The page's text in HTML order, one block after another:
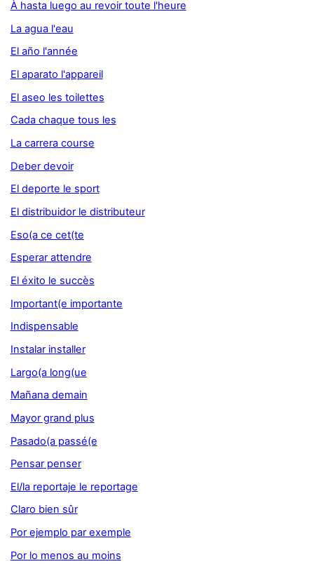
À hasta luego au revoir toute l'heure
La agua l'eau
El año l'année
El aparato l'appareil
El aseo les toilettes
Cada chaque tous les
La carrera course
Deber devoir
El deporte le sport
El distribuidor le distributeur
Eso(a ce cet(te
Esperar attendre
El éxito le succès
Important(e importante
Indispensable
Instalar installer
Largo(a long(ue
Mañana demain
Mayor grand plus
Pasado(a passé(e
Pensar penser
El/la reportaje le reportage
Claro bien sûr
Por ejemplo par exemple
Por lo menos au moins